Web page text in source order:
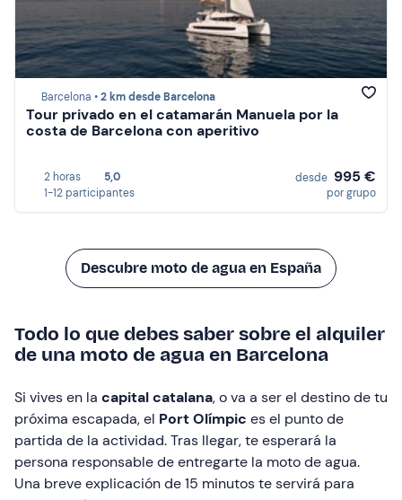
Barcelona •2 km desde Barcelona
Tour privado en el catamarán Manuela por la
costa de Barcelona con aperitivo
2 horas
5,0
1-12 participantes
desde 995 €
por grupo
Descubre moto de agua en España
Todo lo que debes saber sobre el alquiler
de una moto de agua en Barcelona
Si vives en la capital catalana, o va a ser el destino de tu
próxima escapada, el Port Olímpic es el punto de
partida de la actividad. Tras llegar, te esperará la
persona responsable de entregarte la moto de agua.
Una breve explicación de 15 minutos te servirá para